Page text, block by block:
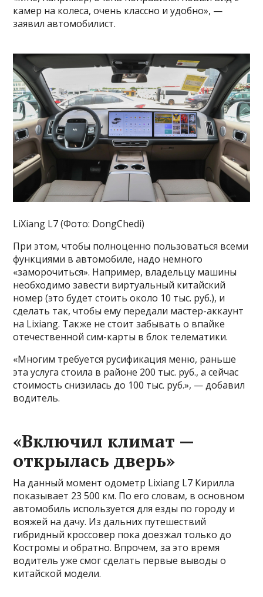
камер на колеса, очень классно и удобно», —
заявил автомобилист.
LiXiang L7 (Фото: DongChedi)
При этом, чтобы полноценно пользоваться всеми
функциями в автомобиле, надо немного
«заморочиться». Например, владельцу машины
необходимо завести виртуальный китайский
номер (это будет стоить около 10 тыс. руб.), и
сделать так, чтобы ему передали мастер-аккаунт
на Lixiang. Также не стоит забывать о впайке
отечественной сим-карты в блок телематики.
«Многим требуется русификация меню, раньше
эта услуга стоила в районе 200 тыс. руб., а сейчас
стоимость снизилась до 100 тыс. руб.», — добавил
водитель.
«Включил климат —
открылась дверь»
На данный момент одометр Lixiang L7 Кирилла
показывает 23 500 км. По его словам, в основном
автомобиль используется для езды по городу и
вояжей на дачу. Из дальних путешествий
гибридный кроссовер пока доезжал только до
Костромы и обратно. Впрочем, за это время
водитель уже смог сделать первые выводы о
китайской модели.